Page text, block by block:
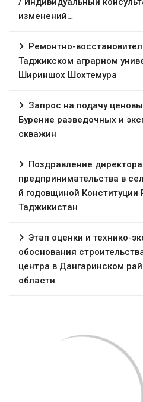
изменений…
Ремонтно-
Таджикском аграрном
Шириншох Шохтемура
Запрос на подачу
Бурение разведочных и
скважин
Поздравление
предпринимательства в
й годовщиной Конституции
Таджикистан
Этап оценки и технико-
обоснования
центра в Дангаринском
области